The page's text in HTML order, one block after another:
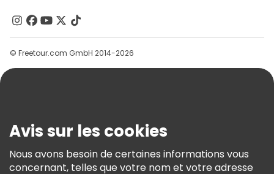
Contactez-Nous
Groupes
Aide
Conditions Générales Et Mentions Légales
Politique En Matière De Cookies
© Freetour.com GmbH 2014-2026
Avis sur les cookies
Nous avons besoin de certaines informations vous
concernant, telles que votre nom et votre adresse